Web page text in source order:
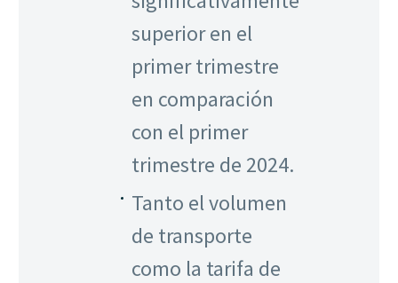
superior en el
primer trimestre
en comparación
con el primer
trimestre de 2024.
Tanto el volumen
de transporte
como la tarifa de